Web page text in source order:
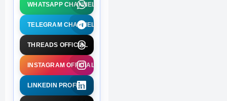
WHATSAPP CHANNEL
TELEGRAM CHANNEL
THREADS OFFICIAL
INSTAGRAM OFFICIAL
LINKEDIN PROFILE